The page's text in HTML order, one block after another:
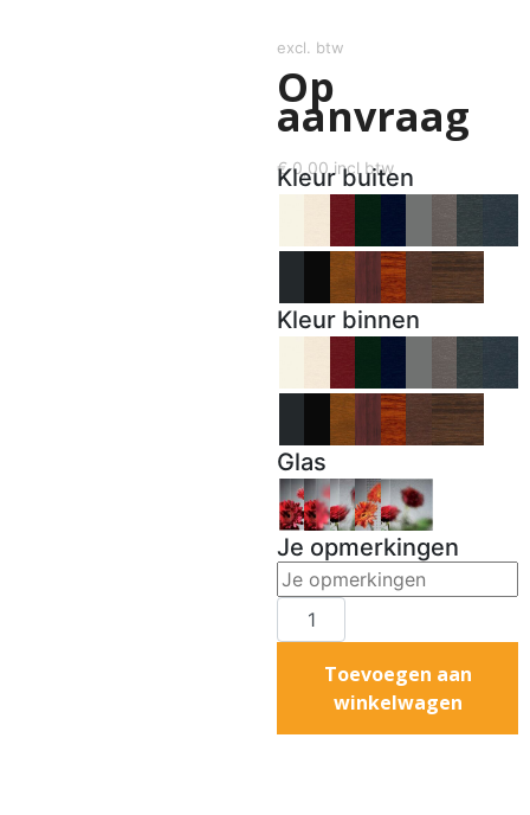
excl. btw
Op
aanvraag
€0,00 incl btw
Kleur buiten
Kleur binnen
Glas
Je opmerkingen
Toevoegen aan
winkelwagen